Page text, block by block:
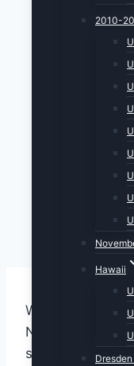
2010-
Hawaii
Wie nicht
Nacht um vier
sortieren,